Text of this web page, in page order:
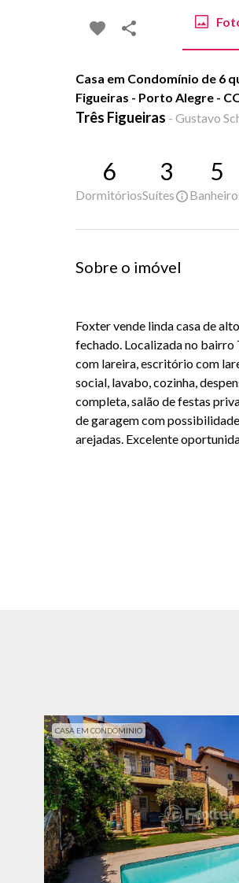
Casa em Condomínio de 6
Figueiras - Porto Alegre -
Três Figueiras - Gustavo
6
Dormitórios
3
Suítes
5
Sobre o imóvel
Foxter vende linda casa de
fechado. Localizada no bairro
com lareira, escritório com
social, lavabo, cozinha,
completa, salão de festas
de garagem com
arejadas. Excelente
CASA EM CONDOMINIO